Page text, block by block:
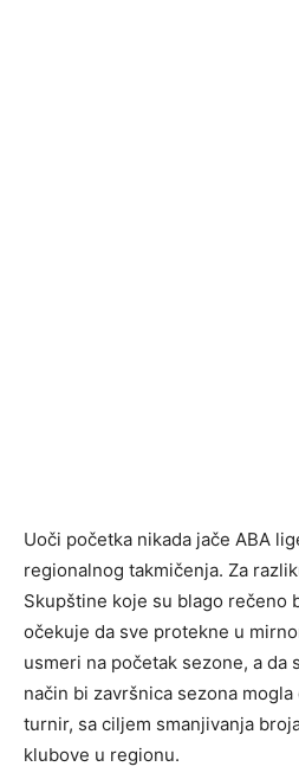
Uoči početka nikada jače ABA
regionalnog takmičenja. Za
Skupštine koje su blago rečeno
očekuje da sve protekne u
usmeri na početak sezone, a da
način bi završnica sezona
turnir, sa ciljem smanjivanja
klubove u regionu.